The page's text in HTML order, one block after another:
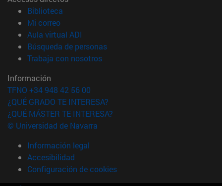
Biblioteca
Mi correo(abre en nueva ventana)
Aula virtual ADI
Búsqueda de personas(abre en nueva ventana)
Trabaja con nosotros(abre en nueva ventana)
Información
TFNO +34 948 42 56 00
¿QUÉ GRADO TE INTERESA?
¿QUÉ MÁSTER TE INTERESA?
© Universidad de Navarra
Información legal
Accesibilidad
Configuración de cookies